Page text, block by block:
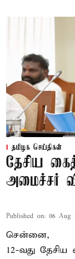
தமிழக செய்திகள்
தேசிய
அமைச்சர்
Published on: 06 Aug
சென்னை,
12-வது